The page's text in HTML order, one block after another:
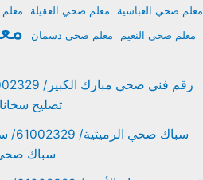
معلم صحي العباسية
معلم صحي العقيلة
معلم صحي النعيم معلم صحي دسمان
تصليح
سباك